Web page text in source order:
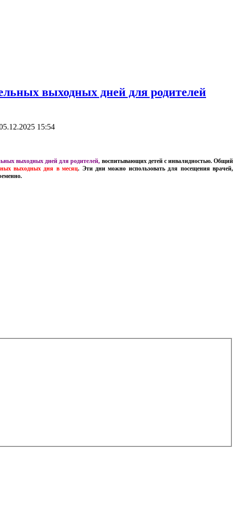
выходных дней для родителей
15:54
выходных дней для родителей, воспитывающих детей с инвалидностью. Общий
выходных дня в месяц. Эти дни можно использовать для посещения врачей,